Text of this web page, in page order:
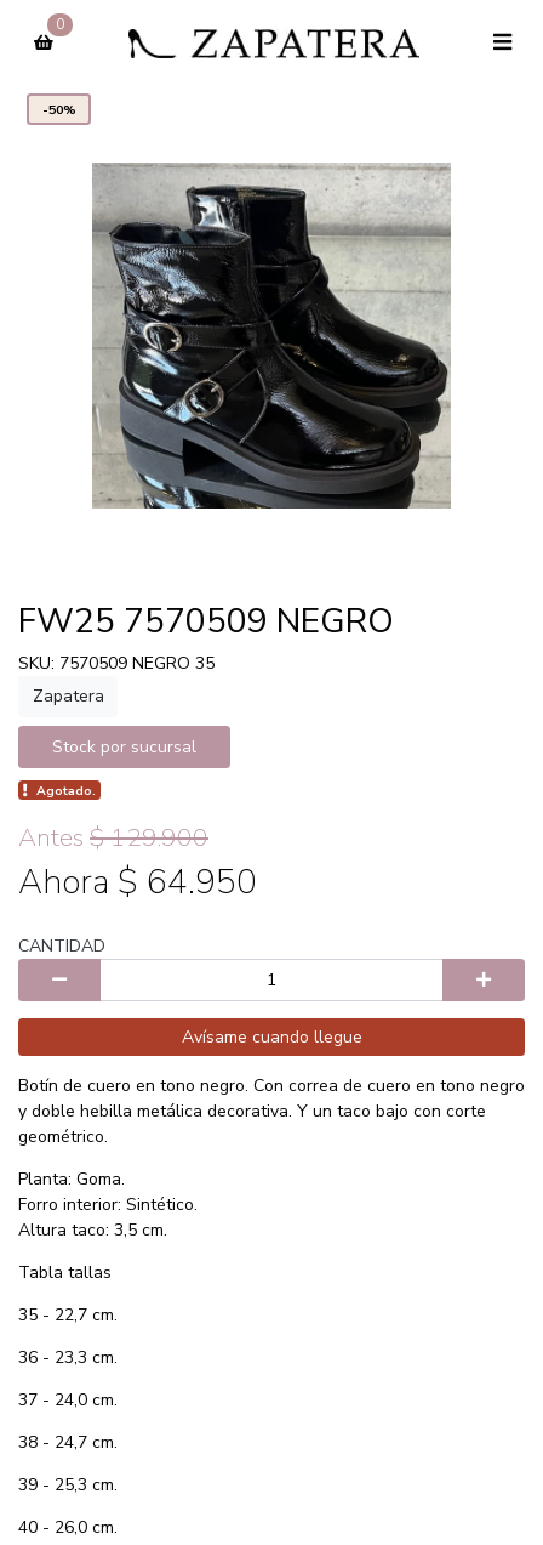
0
-50%
FW25 7570509 NEGRO
SKU: 7570509 NEGRO 35
Zapatera
Stock por sucursal
Agotado.
Antes $ 129.900
Ahora $ 64.950
CANTIDAD
Avísame cuando llegue
Botín de cuero en tono negro. Con correa de cuero en tono negro
y doble hebilla metálica decorativa. Y un taco bajo con corte
geométrico.
Planta: Goma.
Forro interior: Sintético.
Altura taco: 3,5 cm.
Tabla tallas
35 - 22,7 cm.
36 - 23,3 cm.
37 - 24,0 cm.
38 - 24,7 cm.
39 - 25,3 cm.
40 - 26,0 cm.